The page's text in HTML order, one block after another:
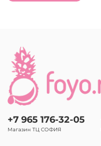
+7 965 176-32-05
Магазин ТЦ СОФИЯ